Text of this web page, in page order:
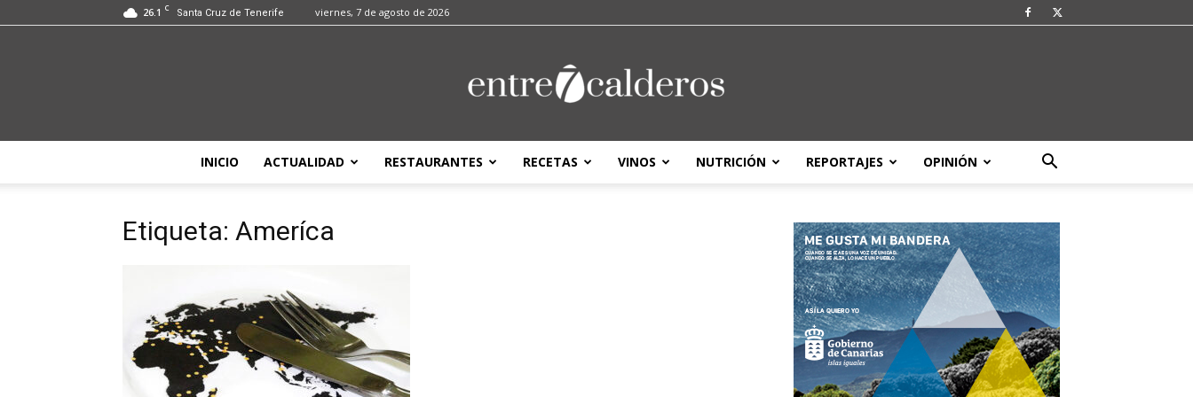
26.1 C Santa Cruz de Tenerife viernes, 7 de agosto de 2026
entre7calderos
INICIO ACTUALIDAD RESTAURANTES RECETAS VINOS NUTRICIÓN REPORTAJES OPINIÓN
Etiqueta: Ameríca